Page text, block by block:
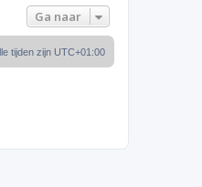
Ga naar
tijden zijn UTC+01:00